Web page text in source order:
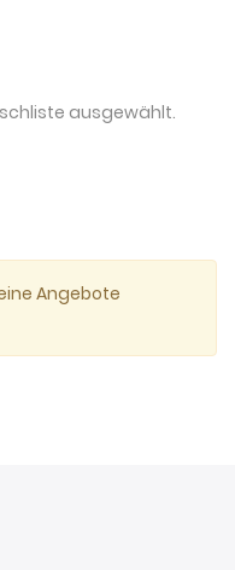
ausgewählt.
Angebote